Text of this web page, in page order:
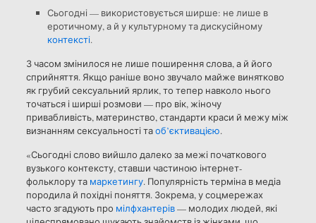
Сьогодні — використовується ширше: не лише в
еротичному, а й у культурному та дискусійному
контексті.
З часом змінилося не лише поширення слова, а й його
сприйняття. Якщо раніше воно звучало майже винятково
як грубий сексуальний ярлик, то тепер навколо нього
точаться і ширші розмови — про вік, жіночу
привабливість, материнство, стандарти краси й межу між
визнанням сексуальності таоб’єктивацією.
«Сьогодні слово вийшло далеко за межі початкового
вузького контексту, ставши частиною інтернет-
фольклору та маркетингу. Популярність терміна в медіа
породила й похідні поняття. Зокрема, у соцмережах
часто згадують про мілфхантерів— молодих людей, які